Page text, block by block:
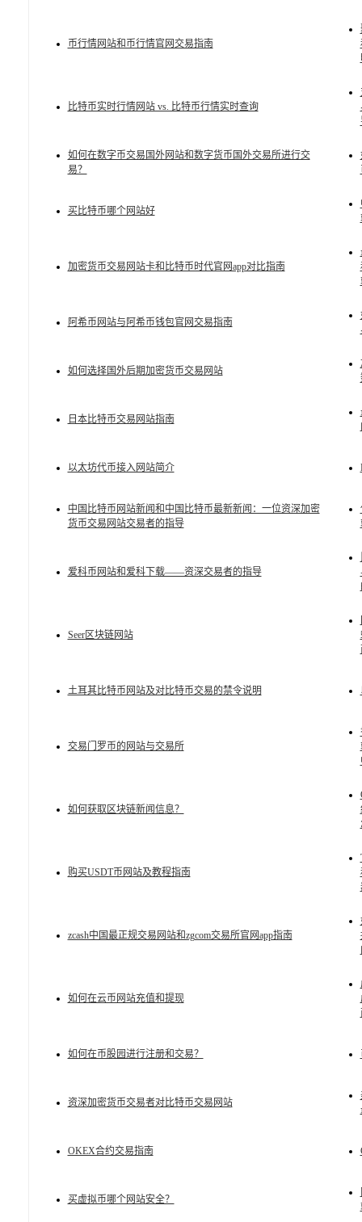
币行情网站和币行情官网交易指南
比特币实时行情网站 vs. 比特币行情实时查询
如何在数字币交易国外网站和数字货币国外交易所进行交
易？
买比特币哪个网站好
加密货币交易网站卡和比特币时代官网app对比指南
阿希币网站与阿希币钱包官网交易指南
如何选择国外后期加密货币交易网站
日本比特币交易网站指南
以太坊代币接入网站简介
中国比特币网站新闻和中国比特币最新新闻：一位资深加密
货币交易网站交易者的指导
爱科币网站和爱科下载——资深交易者的指导
Seer区块链网站
土耳其比特币网站及对比特币交易的禁令说明
交易门罗币的网站与交易所
如何获取区块链新闻信息？
购买USDT币网站及教程指南
zcash中国最正规交易网站和zgcom交易所官网app指南
如何在云币网站充值和提现
如何在币股园进行注册和交易？
资深加密货币交易者对比特币交易网站
OKEX合约交易指南
买虚拟币哪个网站安全？